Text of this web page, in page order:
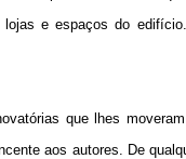
e espaços do
que lhes
aos autores. De